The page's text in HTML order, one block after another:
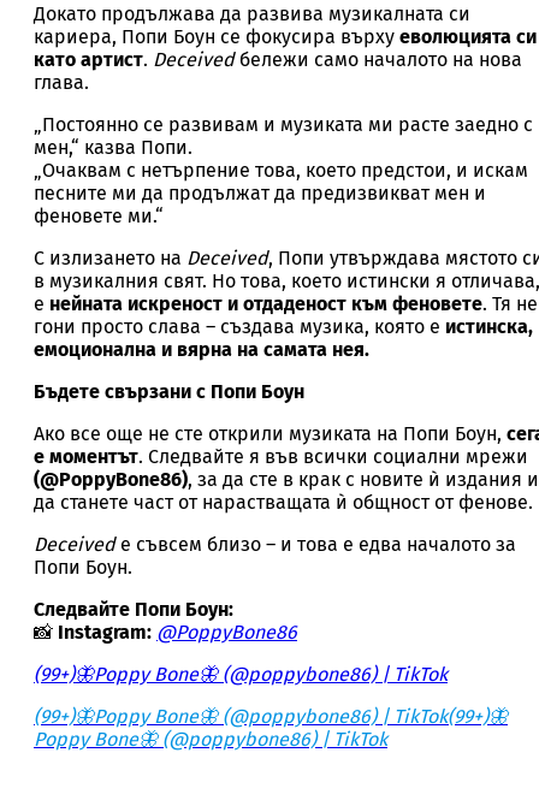
Докато продължава да развива музикалната си
кариера, Попи Боун се фокусира върху еволюцията си
като артист. Deceivedбележи само началото на нова
глава.
„Постоянно се развивам и музиката ми расте заедно с
мен,“ казва Попи.
„Очаквам с нетърпение това, което предстои, и искам
песните ми да продължат да предизвикват мен и
феновете ми.“
С излизането на Deceived, Попи утвърждава мястото
в музикалния свят. Но това, което истински я отличава,
е нейната искреност и отдаденост към феновете. Тя не
гони просто слава – създава музика, която е истинска,
емоционална и вярна на самата нея.
Бъдете свързани с Попи Боун
Ако все още не сте открили музиката на Попи Боун,
е моментът. Следвайте я във всички социални мрежи
(@PoppyBone86), за да сте в крак с новите ѝ издания и
да станете част от нарастващата ѝ общност от фенове.
Deceivedе съвсем близо – и това е едва началото за
Попи Боун.
Следвайте Попи Боун:
📸 Instagram: @PoppyBone86
(99+)🦋Poppy Bone🦋 (@poppybone86) | TikTok
(99+)🦋Poppy Bone🦋 (@poppybone86) | TikTok(99+)🦋
Poppy Bone🦋 (@poppybone86) | TikTok